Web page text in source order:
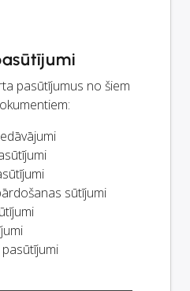
pasūtījumus no šiem
sūtījumi